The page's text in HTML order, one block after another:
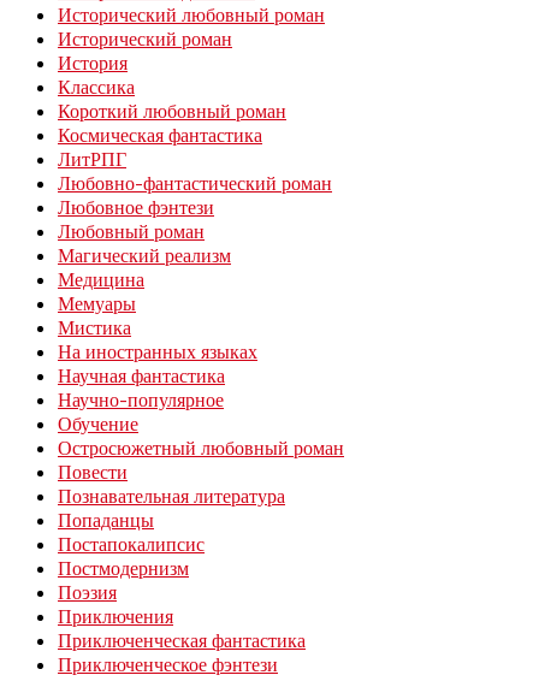
Исторический любовный роман
Исторический роман
История
Классика
Короткий любовный роман
Космическая фантастика
ЛитРПГ
Любовно-фантастический роман
Любовное фэнтези
Любовный роман
Магический реализм
Медицина
Мемуары
Мистика
На иностранных языках
Научная фантастика
Научно-популярное
Обучение
Остросюжетный любовный роман
Повести
Познавательная литература
Попаданцы
Постапокалипсис
Постмодернизм
Поэзия
Приключения
Приключенческая фантастика
Приключенческое фэнтези